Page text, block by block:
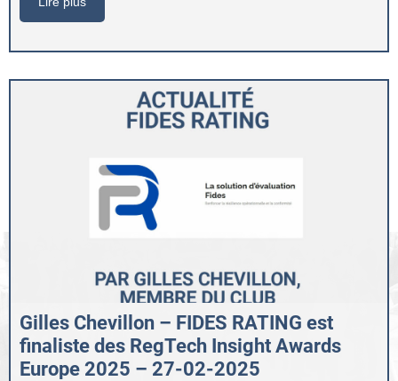
Gilles Chevillon – FIDES RATING est
finaliste des RegTech Insight Awards
Europe 2025 – 27-02-2025